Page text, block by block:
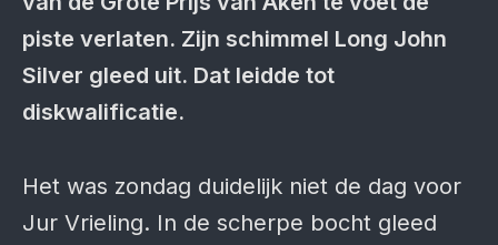
piste verlaten. Zijn schimmel Long John
Silver gleed uit. Dat leidde tot
diskwalificatie.
Het was zondag duidelijk niet de dag voor
Jur Vrieling. In de scherpe bocht gleed